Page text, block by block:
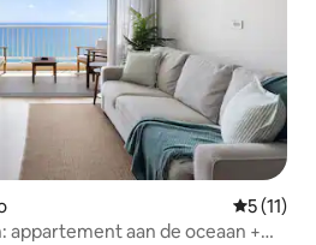
5 (11)
appartement aan de oceaan +